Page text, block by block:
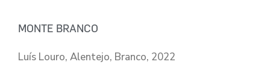
MONTE BRANCO
Luís Louro, Alentejo, Branco, 2022